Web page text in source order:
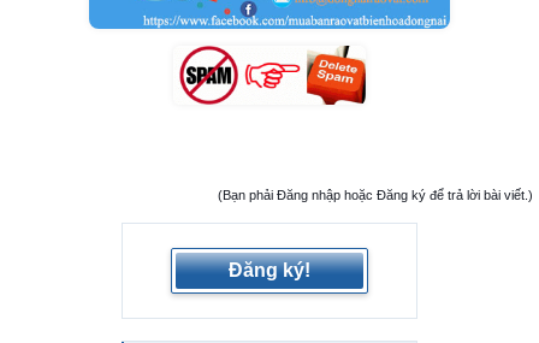
(Bạn phải Đăng nhập hoặc Đăng ký để trả lời bài viết.)
Đăng ký!